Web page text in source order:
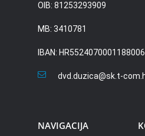
OIB: 81253293909
MB: 3410781
IBAN:
dvd.duzica@sk.t-
NAVIGACIJA